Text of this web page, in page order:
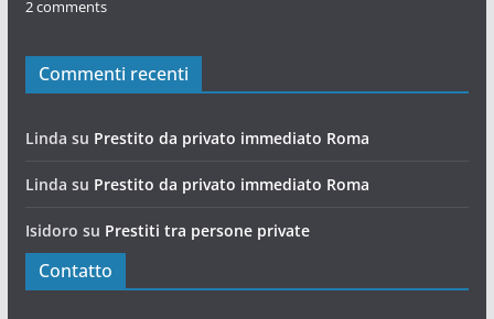
2 comments
Commenti recenti
Linda su Prestito da privato immediato Roma
Linda su Prestito da privato immediato Roma
Isidoro su Prestiti tra persone private
Contatto